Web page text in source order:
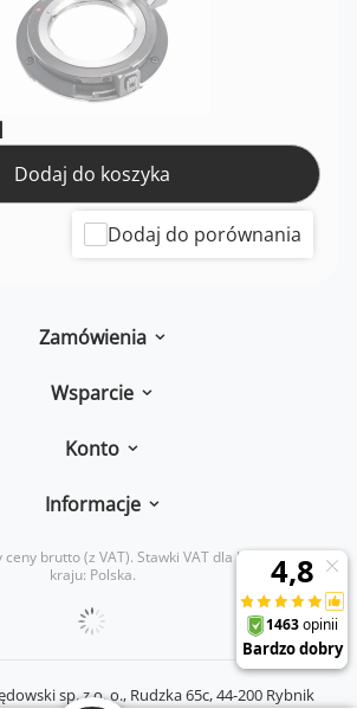
Dodaj do koszyka
Dodaj do porównania
Zamówienia
Wsparcie
Konto
Informacje
brutto (z VAT). Stawki VAT dla konsumentów z
kraju: Polska.
sp. z o. o., Rudzka 65c,44-200 Rybnik